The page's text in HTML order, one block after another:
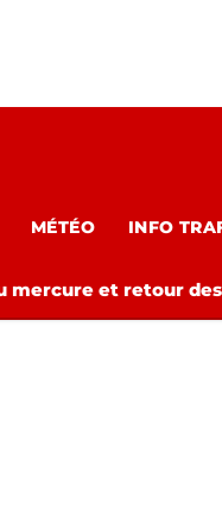
MÉTÉO INFO
mercure et retour